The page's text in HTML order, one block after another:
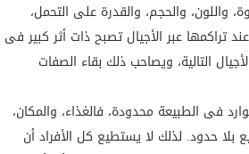
واللون، والحجم، والقدرة على التحمل،
تراكمها عبر الأجيال تصبح ذات أثر كبير فى
التالية، ويصاحب ذلك بقاء الصفات
فى الطبيعة محدودة، فالغذاء، والمكان،
حدود. لذلك لا يستطيع كل الأفراد أن